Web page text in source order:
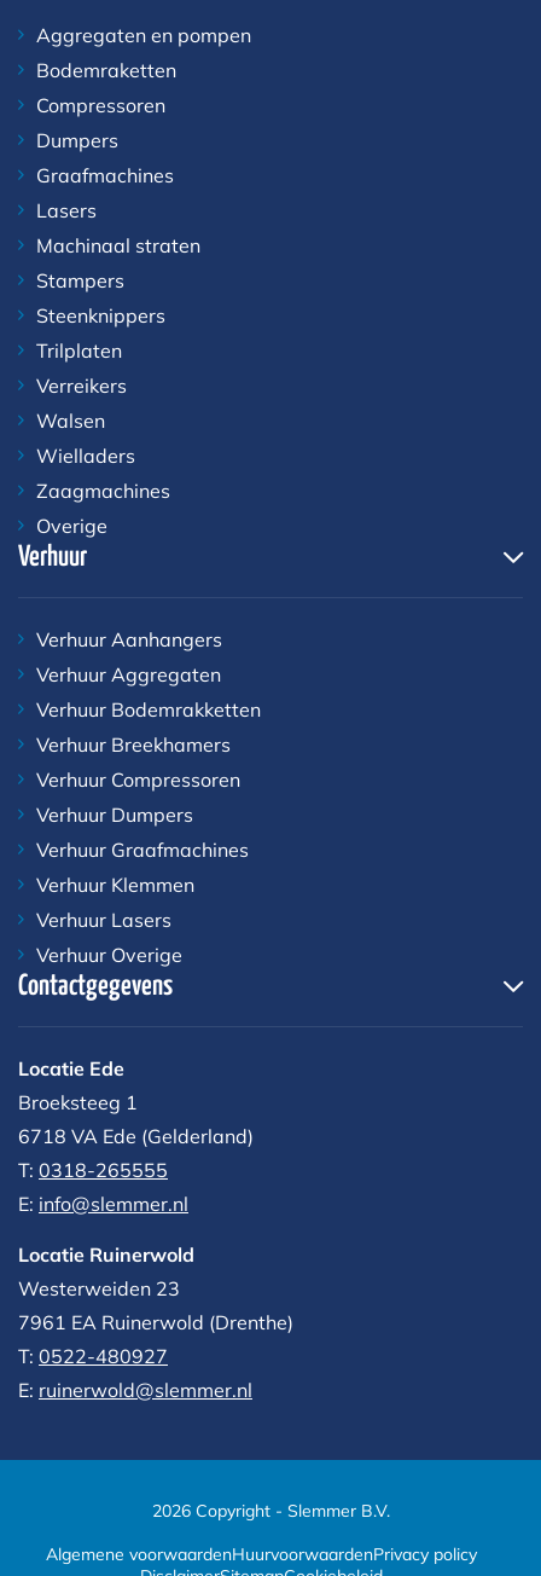
Aggregaten en pompen
Bodemraketten
Compressoren
Dumpers
Graafmachines
Lasers
Machinaal straten
Stampers
Steenknippers
Trilplaten
Verreikers
Walsen
Wielladers
Zaagmachines
Overige
Verhuur
Verhuur Aanhangers
Verhuur Aggregaten
Verhuur Bodemrakketten
Verhuur Breekhamers
Verhuur Compressoren
Verhuur Dumpers
Verhuur Graafmachines
Verhuur Klemmen
Verhuur Lasers
Verhuur Overige
Contactgegevens
Locatie Ede
Broeksteeg 1
6718 VA Ede (Gelderland)
T: 0318-265555
E: info@slemmer.nl
Locatie Ruinerwold
Westerweiden 23
7961 EA Ruinerwold (Drenthe)
T: 0522-480927‬
E: ruinerwold@slemmer.nl
2026 Copyright - Slemmer B.V.
Algemene voorwaardenHuurvoorwaardenPrivacy policy